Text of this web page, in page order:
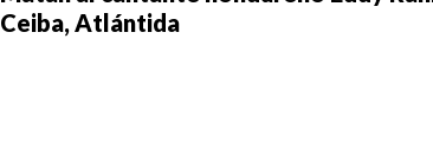
Ceiba, Atlántida